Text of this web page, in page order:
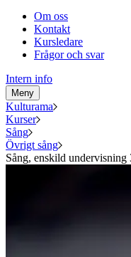
Om oss
Kontakt
Kursledare
Frågor och svar
Intern info
Meny
Kulturama
Kurser
Sång
Övrigt sång
Sång, enskild undervisning